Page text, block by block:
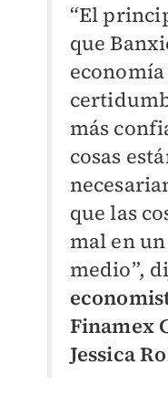
“El
que
más
cosas
que las
mal en
medio”,
Finamex
Jessica